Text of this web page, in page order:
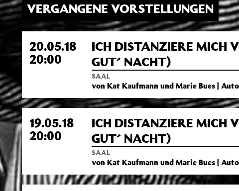
VERGANGENE VORSTELLUNGEN
20.05.18
20:00
ICH DISTANZIERE MICH
GUT´ NACHT)
SAAL
von Kat Kaufmann und Marie Bues |
19.05.18
20:00
ICH DISTANZIERE MICH
GUT´ NACHT)
SAAL
von Kat Kaufmann und Marie Bues |